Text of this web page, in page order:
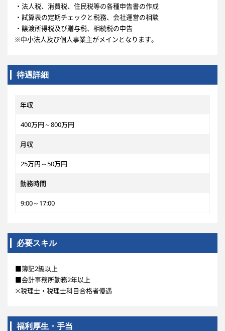
・法人税、消費税、住民税等の各種申告書の作成
・試算表の定期チェックと税務、会社運営の相談
・譲渡所得税及び贈与税、相続税の申告
※中小法人及び個人事業主がメインとなります。
待遇詳細
年収
400万円～800万円
月収
25万円～50万円
勤務時間
9:00～17:00
必要スキル
■簿記2級以上
■会計事務所勤務2年以上
※税理士・税理士科目合格者優遇
福利厚生・手当